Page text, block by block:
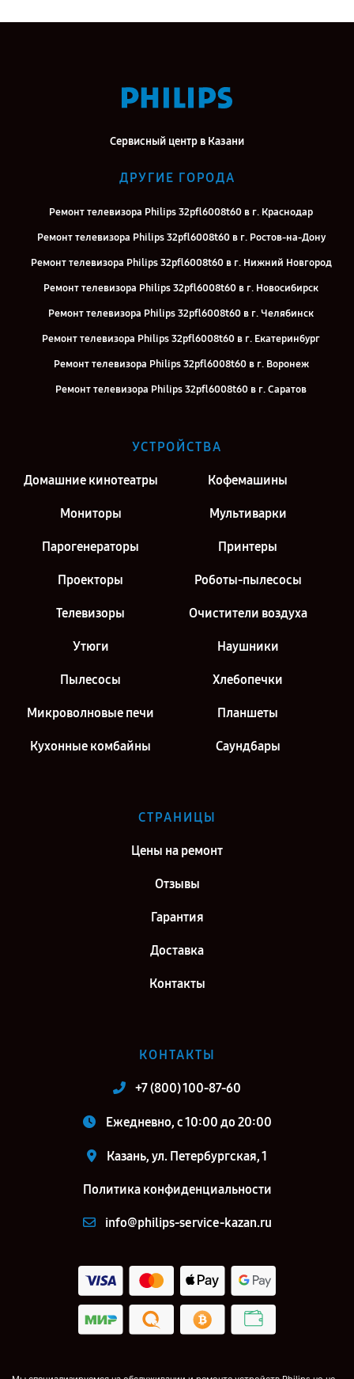
Сервисный центр в Казани
ДРУГИЕ ГОРОДА
Ремонт телевизора Philips 32pfl6008t60 в г. Краснодар
Ремонт телевизора Philips 32pfl6008t60 в г. Ростов-на-Дону
Ремонт телевизора Philips 32pfl6008t60 в г. Нижний Новгород
Ремонт телевизора Philips 32pfl6008t60 в г. Новосибирск
Ремонт телевизора Philips 32pfl6008t60 в г. Челябинск
Ремонт телевизора Philips 32pfl6008t60 в г. Екатеринбург
Ремонт телевизора Philips 32pfl6008t60 в г. Воронеж
Ремонт телевизора Philips 32pfl6008t60 в г. Саратов
Ремонт телевизора Philips 32pfl6008t60 в г. Москва
УСТРОЙСТВА
Домашние кинотеатры Кофемашины
Мониторы Мультиварки
Парогенераторы Принтеры
Проекторы Роботы-пылесосы
Телевизоры Очистители воздуха
Утюги Наушники
Пылесосы Хлебопечки
Микроволновые печи Планшеты
Кухонные комбайны Саундбары
СТРАНИЦЫ
Цены на ремонт
Отзывы
Гарантия
Доставка
Контакты
КОНТАКТЫ
+7 (800) 100-87-60
Ежедневно, с 10:00 до 20:00
Казань, ул. Петербургская, 1
Политика конфиденциальности
info@philips-service-kazan.ru